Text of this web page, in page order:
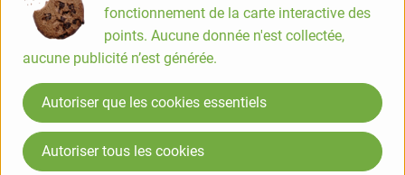
Info
Nocciolata, pâte à tartiner sans lait 650g
COMPOSITION
sucre brut*, pâte de noisettes* 19,5%, huile de tournesol*,
cacao maigre en poudre* 11%, beurre de cacao*, lécithine de
fonctionnement de la carte interactive des
points. Aucune donnée n'est collectée,
aucune publicité n’est générée.
Autoriser que les cookies essentiels
Autoriser tous les cookies